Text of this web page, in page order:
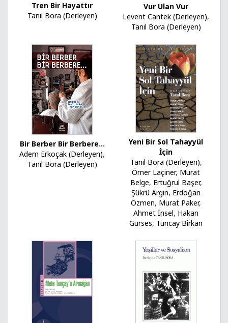
Tren Bir Hayattır
Tanıl Bora (Derleyen)
Vur Ulan Vur
Levent Cantek (Derleyen),
Tanıl Bora (Derleyen)
Bir Berber Bir Berbere...
Adem Erkoçak (Derleyen),
Tanıl Bora (Derleyen)
Yeni Bir Sol Tahayyül
İçin
Tanıl Bora (Derleyen),
Ömer Laçiner, Murat
Belge, Ertuğrul Başer,
Şükrü Argın, Erdoğan
Özmen, Murat Paker,
Ahmet İnsel, Hakan
Gürses, Tuncay Birkan